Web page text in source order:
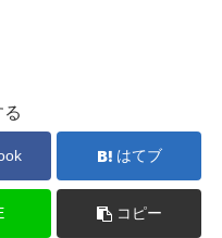
る
はてブ
コピー